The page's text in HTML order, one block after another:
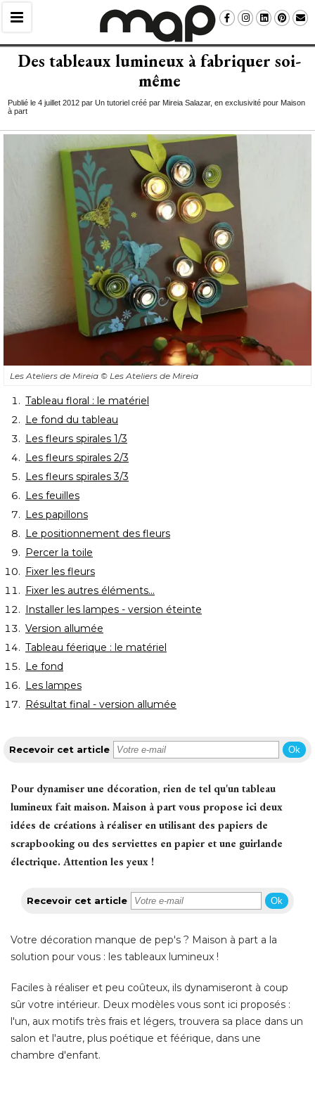
Des tableaux lumineux à fabriquer soi-
même
Publié le 4 juillet 2012 par Un tutoriel créé par Mireia Salazar, en exclusivité pour Maison
à part
Les Ateliers de Mireia © Les Ateliers de Mireia
Tableau floral : le matériel
Le fond du tableau
Les fleurs spirales 1/3
Les fleurs spirales 2/3
Les fleurs spirales 3/3
Les feuilles
Les papillons
Le positionnement des fleurs
Percer la toile
Fixer les fleurs
Fixer les autres éléments...
Installer les lampes - version éteinte
Version allumée
Tableau féerique : le matériel
Le fond
Les lampes
Résultat final - version allumée
Recevoir cet article Ok
Pour dynamiser une décoration, rien de tel qu'un tableau
lumineux fait maison. Maison à part vous propose ici deux
idées de créations à réaliser en utilisant des papiers de
scrapbooking ou des serviettes en papier et une guirlande
électrique. Attention les yeux !
Recevoir cet article Ok
Votre décoration manque de pep's ? Maison à part a la
solution pour vous : les tableaux lumineux !
Faciles à réaliser et peu coûteux, ils dynamiseront à coup
sûr votre intérieur. Deux modèles vous sont ici proposés :
l'un, aux motifs très frais et légers, trouvera sa place dans un
salon et l'autre, plus poétique et féérique, dans une
chambre d'enfant.